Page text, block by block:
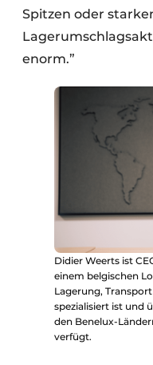
Spitzen oder
enorm.”
Didier Weerts ist
einem belgischen
Lagerung,
spezialisiert ist und
den Benelux-
verfügt.